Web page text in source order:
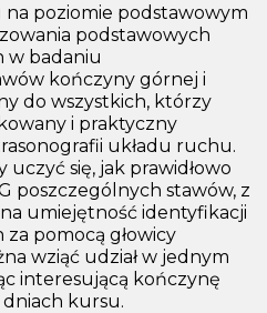
na poziomie podstawowym
podstawowych
w badaniu
kończyny górnej i
do wszystkich, którzy
i praktyczny
układu ruchu.
się, jak prawidłowo
poszczególnych stawów, z
umiejętność identyfikacji
pomocą głowicy
wziąć udział w jednym
interesującą kończynę
kursu.